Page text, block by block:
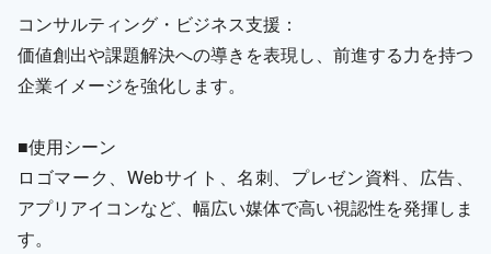
コンサルティング・ビジネス支援：
価値創出や課題解決への導きを表現し、前進する力を持つ
企業イメージを強化します。
■使用シーン
ロゴマーク、Webサイト、名刺、プレゼン資料、広告、
アプリアイコンなど、幅広い媒体で高い視認性を発揮しま
す。